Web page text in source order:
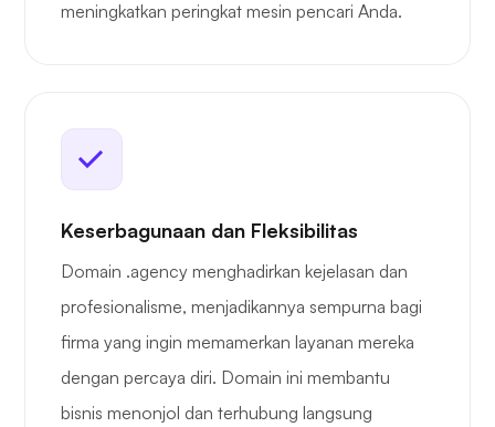
meningkatkan peringkat mesin pencari Anda.
Keserbagunaan dan Fleksibilitas
Domain .agency menghadirkan kejelasan dan
profesionalisme, menjadikannya sempurna bagi
firma yang ingin memamerkan layanan mereka
dengan percaya diri. Domain ini membantu
bisnis menonjol dan terhubung langsung